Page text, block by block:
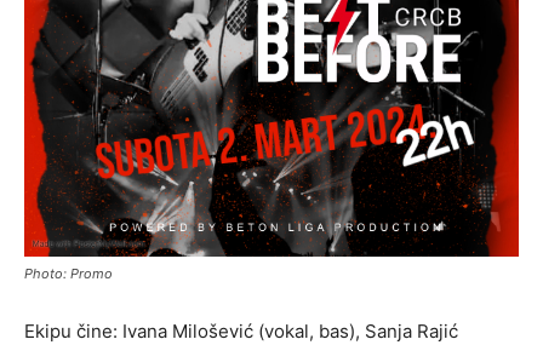
Photo: Promo
Ekipu čine: Ivana Milošević (vokal, bas), Sanja Rajić